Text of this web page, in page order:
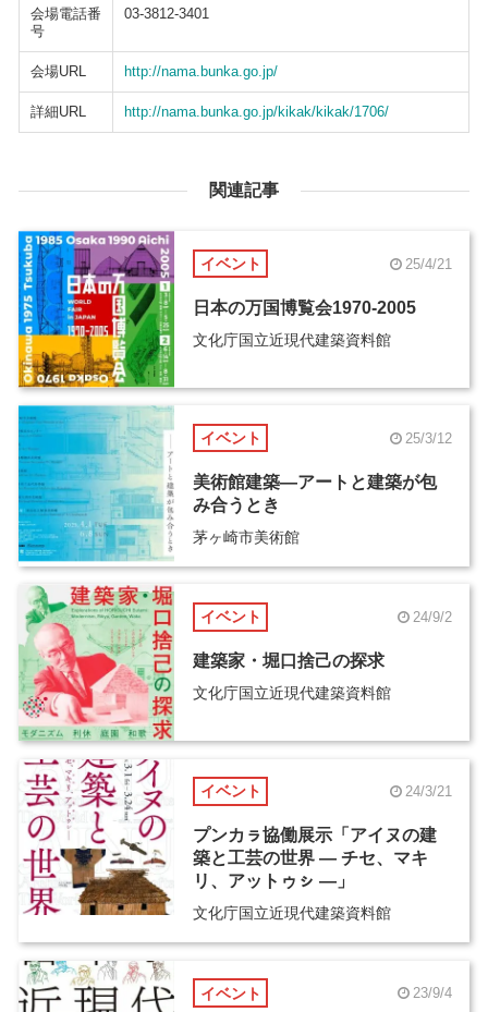
会場電話番
号
03-3812-3401
会場URL http://nama.bunka.go.jp/
詳細URL http://nama.bunka.go.jp/kikak/kikak/1706/
関連記事
イベント 25/4/21
日本の万国博覧会1970-2005
文化庁国立近現代建築資料館
イベント 25/3/12
美術館建築―アートと建築が包
み合うとき
茅ヶ崎市美術館
イベント 24/9/2
建築家・堀口捨己の探求
文化庁国立近現代建築資料館
イベント 24/3/21
プンカㇻ協働展示「アイヌの建
築と工芸の世界 ― チセ、マキ
リ、アットゥㇱ ―」
文化庁国立近現代建築資料館
イベント 23/9/4